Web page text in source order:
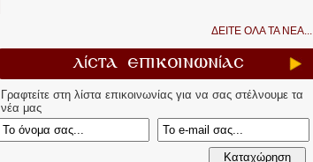
ΔΕΙΤΕ ΟΛΑ ΤΑ ΝΕΑ...
Λίστα Επικοινωνίας
Γραφτείτε στη λίστα επικοινωνίας για να σας στέλνουμε τα
νέα μας